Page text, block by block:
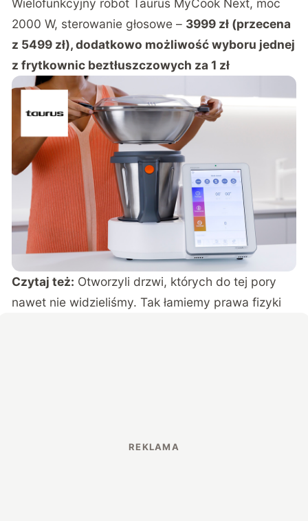
Wielofunkcyjny robot Taurus MyCook Next, moc
2000 W, sterowanie głosowe – 3999 zł (przecena
z 5499 zł), dodatkowo możliwość wyboru jednej
z frytkownic beztłuszczowych za 1 zł
Czytaj też: Otworzyli drzwi, których do tej pory
nawet nie widzieliśmy. Tak łamiemy prawa fizyki